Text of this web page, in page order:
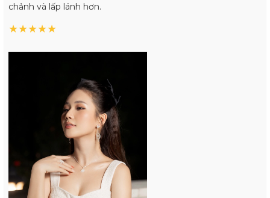
chảnh và lấp lánh hơn.
★★★★★